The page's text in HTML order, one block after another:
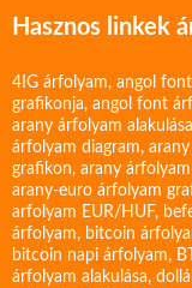
Hasznos linkek
4IG árfolyam, angol font
grafikonja, angol font
arany árfolyam alakulása
árfolyam diagram,
grafikon, arany
arany-euro árfolyam
arfolyam EUR/HUF,
árfolyam, bitcoin
bitcoin napi árfolyam,
árfolyam alakulása,